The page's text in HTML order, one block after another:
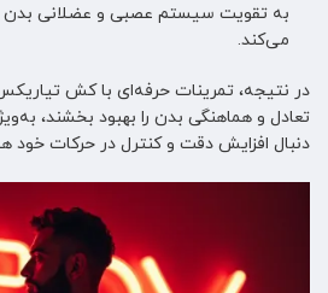
به تقویت سیستم عصبی و عضلانی
می‌کند.
در نتیجه، تمرینات حرفه‌ای با کش
تعادل و هماهنگی بدن را بهبود بخشند،
دنبال افزایش دقت و کنترل در حرکات خود